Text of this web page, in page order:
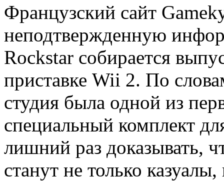
Французский сайт
неподтвержденную
Rockstar собирается
приставке Wii 2. По
студия была одной из
специальный комплект
лишний раз доказывать,
станут не только